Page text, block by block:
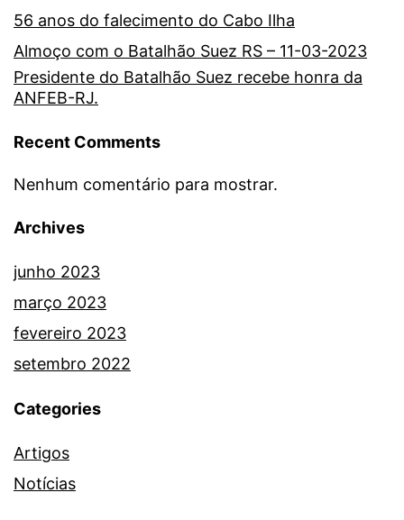
56 anos do falecimento do Cabo Ilha
Almoço com o Batalhão Suez RS – 11-03-2023
Presidente do Batalhão Suez recebe honra da
ANFEB-RJ.
Recent Comments
Nenhum comentário para mostrar.
Archives
junho 2023
março 2023
fevereiro 2023
setembro 2022
Categories
Artigos
Notícias